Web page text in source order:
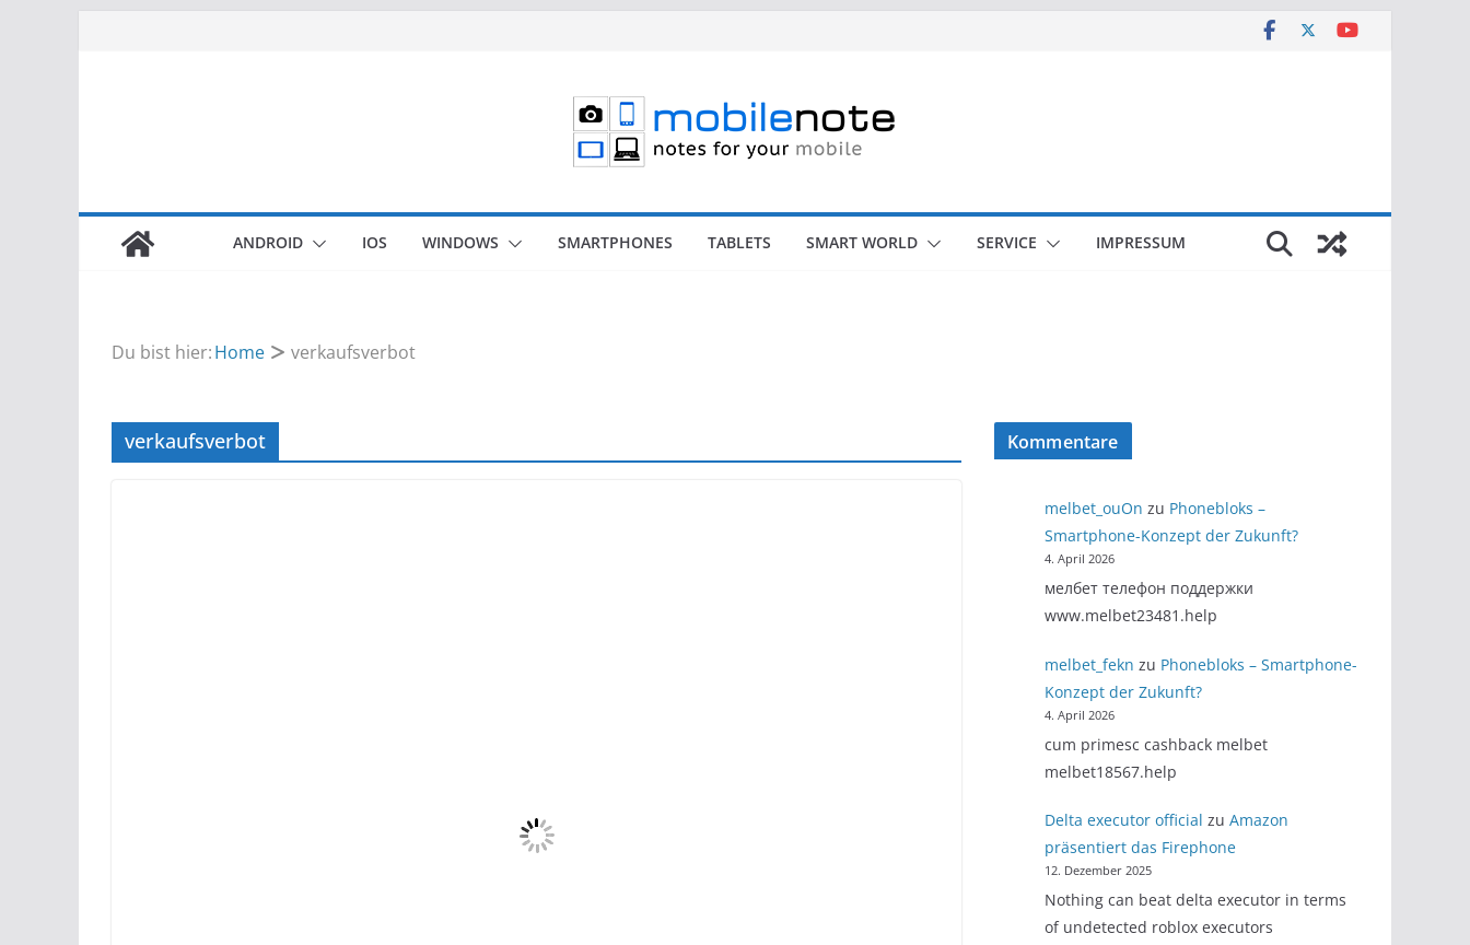
ANDROID IOS WINDOWS SMARTPHONES TABLETS SMART WORLD SERVICE IMPRESSUM
Du bist hier:Home verkaufsverbot
verkaufsverbot Kommentare
melbet_ouOn zu Phonebloks –
Smartphone-Konzept der Zukunft?
4. April 2026
мелбет телефон поддержки
www.melbet23481.help
melbet_fekn zu Phonebloks – Smartphone-
Konzept der Zukunft?
4. April 2026
cum primesc cashback melbet
melbet18567.help
Delta executor official zu Amazon
präsentiert das Firephone
12. Dezember 2025
Nothing can beat delta executor in terms
of undetected roblox executors